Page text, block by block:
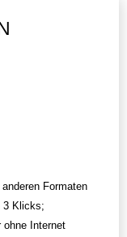
Formaten
3 Klicks;
ohne Internet